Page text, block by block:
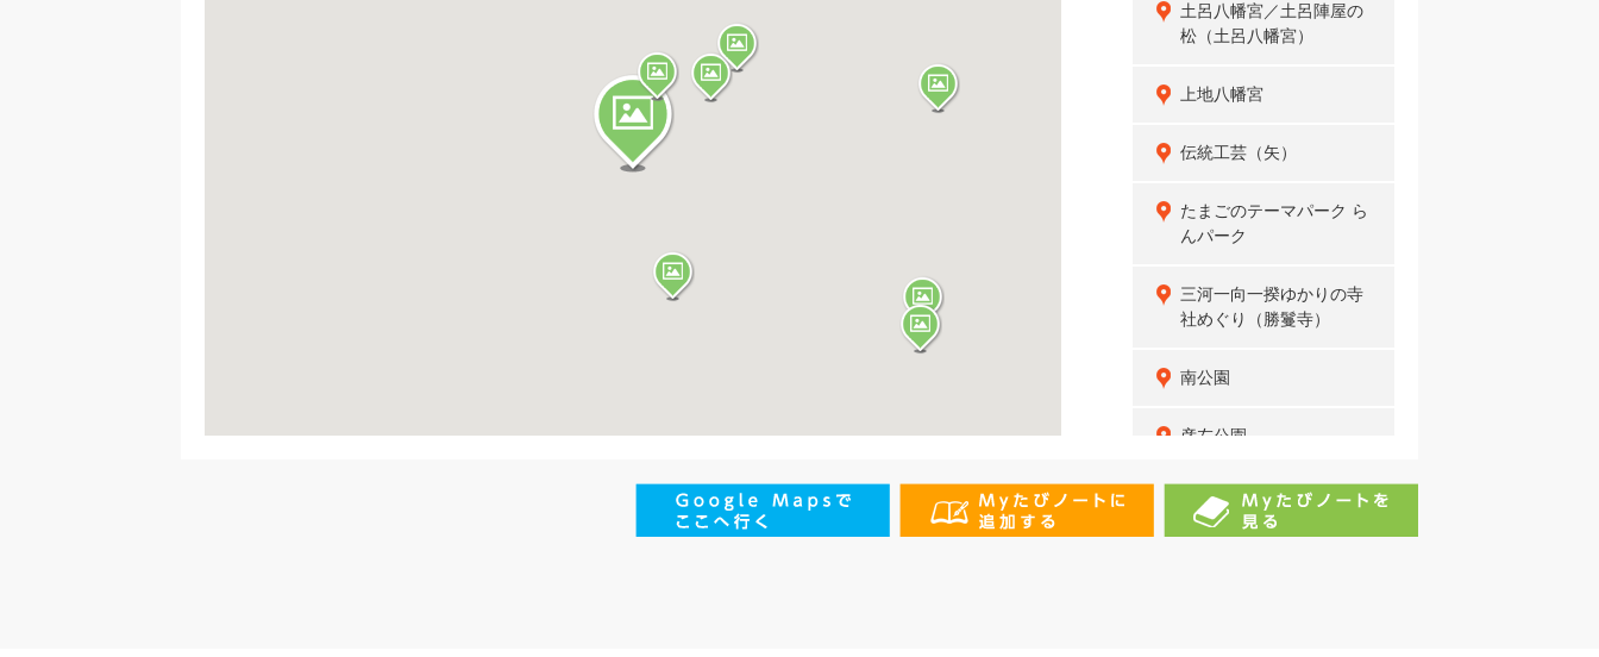
土呂八幡宮／土呂陣屋の
松（土呂八幡宮）
上地八幡宮
伝統工芸（矢）
たまごのテーマパーク ら
んパーク
三河一向一揆ゆかりの寺
社めぐり（勝鬘寺）
南公園
彦左公園
八百富社